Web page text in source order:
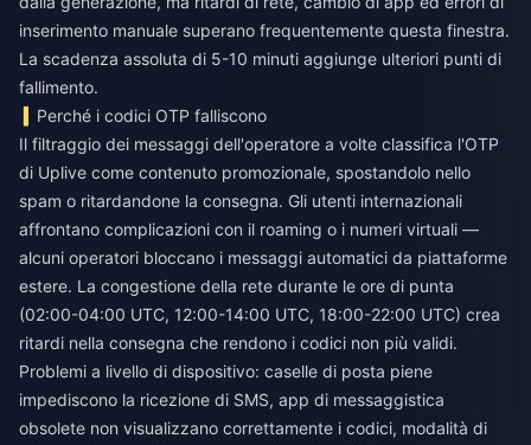
inserimento manuale superano frequentemente questa finestra.
La scadenza assoluta di 5-10 minuti aggiunge ulteriori punti di
fallimento.
Perché i codici OTP falliscono
Il filtraggio dei messaggi dell'operatore a volte classifica l'OTP
di Uplive come contenuto promozionale, spostandolo nello
spam o ritardandone la consegna. Gli utenti internazionali
affrontano complicazioni con il roaming o i numeri virtuali —
alcuni operatori bloccano i messaggi automatici da piattaforme
estere. La congestione della rete durante le ore di punta
(02:00-04:00 UTC, 12:00-14:00 UTC, 18:00-22:00 UTC) crea
ritardi nella consegna che rendono i codici non più validi.
Problemi a livello di dispositivo: caselle di posta piene
impediscono la ricezione di SMS, app di messaggistica
obsolete non visualizzano correttamente i codici, modalità di